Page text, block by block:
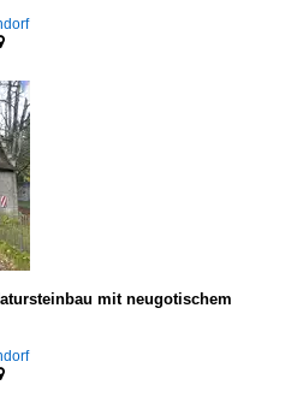
mit neugotischem